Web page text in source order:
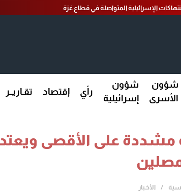
الإسرائيلية المتواصلة في قطاع غزة
شؤون
الأسرى
شؤون
إسرائيلية
رأي إقتصاد تقـاريــر
مشددة على الأقصى
الأخـبار